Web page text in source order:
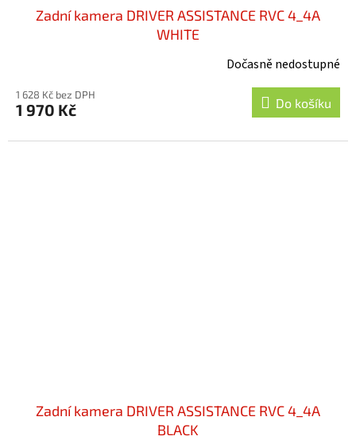
Zadní kamera DRIVER ASSISTANCE RVC 4_4A
WHITE
Dočasně nedostupné
1 628 Kč bez DPH
1 970 Kč Do košíku
Zadní kamera DRIVER ASSISTANCE RVC 4_4A
BLACK